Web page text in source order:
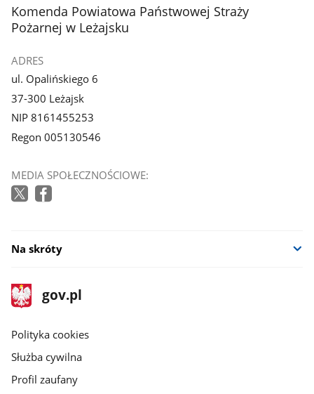
stopka
Komenda Powiatowa Państwowej Straży
Pożarnej w Leżajsku
ADRES
ul. Opalińskiego 6
37-300 Leżajsk
NIP 8161455253
Regon 005130546
MEDIA SPOŁECZNOŚCIOWE:
Na skróty
stopka
gov.pl
Strona
gov.pl
gov.pl
Polityka cookies
Służba cywilna
Profil zaufany